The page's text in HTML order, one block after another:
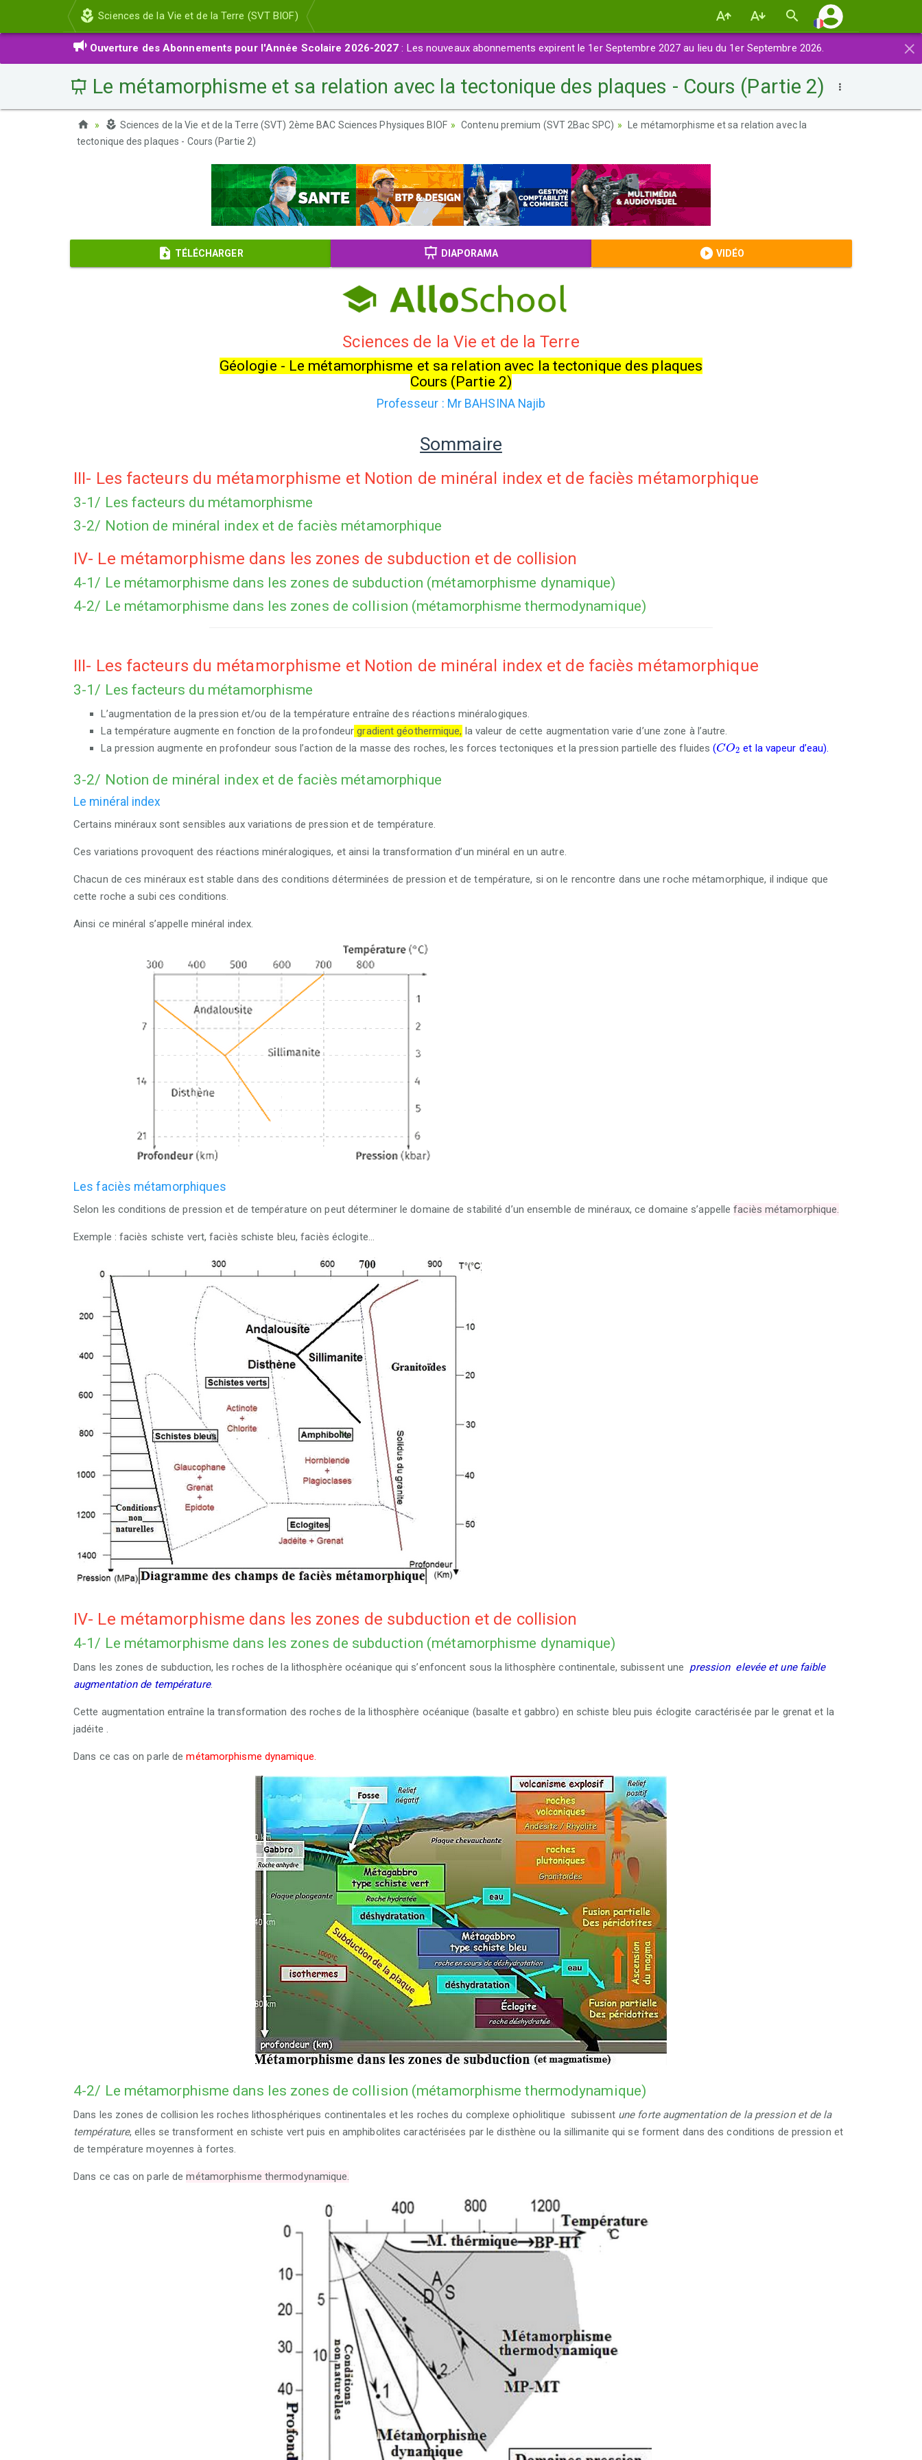
Sciences de la Vie et de la Terre (SVT BIOF)
×
Ouverture des Abonnements pour l'Année Scolaire 2026-2027 : Les nouveaux abonnements expirent le 1er Septembre 2027 au lieu du 1er Septembre 2026.
Le métamorphisme et sa relation avec la tectonique des plaques - Cours (Partie 2)
Sciences de la Vie et de la Terre (SVT) 2ème BAC Sciences Physiques BIOF Contenu premium (SVT 2Bac SPC)
Le métamorphisme et sa relation avec la
tectonique des plaques - Cours (Partie 2)
TÉLÉCHARGER DIAPORAMA VIDÉO
Sciences de la Vie et de la Terre
Géologie - Le métamorphisme et sa relation avec la tectonique des plaques
Cours (Partie 2)
Professeur : Mr BAHSINA Najib
Sommaire
III- Les facteurs du métamorphisme et Notion de minéral index et de faciès métamorphique
3-1/ Les facteurs du métamorphisme
3-2/ Notion de minéral index et de faciès métamorphique
IV- Le métamorphisme dans les zones de subduction et de collision
4-1/ Le métamorphisme dans les zones de subduction (métamorphisme dynamique)
4-2/ Le métamorphisme dans les zones de collision (métamorphisme thermodynamique)
III- Les facteurs du métamorphisme et Notion de minéral index et de faciès métamorphique
3-1/ Les facteurs du métamorphisme
L’augmentation de la pression et/ou de la température entraîne des réactions minéralogiques.
La température augmente en fonction de la profondeur gradient géothermique, la valeur de cette augmentation varie d’une zone à l’autre.
La pression augmente en profondeur sous l’action de la masse des roches, les forces tectoniques et la pression partielle des fluides(CO2
CO2 et la vapeur d’eau).
3-2/ Notion de minéral index et de faciès métamorphique
Le minéral index
Certains minéraux sont sensibles aux variations de pression et de température.
Ces variations provoquent des réactions minéralogiques, et ainsi la transformation d’un minéral en un autre.
Chacun de ces minéraux est stable dans des conditions déterminées de pression et de température, si on le rencontre dans une roche métamorphique, il indique que
cette roche a subi ces conditions.
Ainsi ce minéral s’appelle minéral index.
Les faciès métamorphiques
Selon les conditions de pression et de température on peut déterminer ledomaine de stabilité d’un ensemble de minéraux, ce domaine s’appellefaciès métamorphique.
Exemple : faciès schiste vert, faciès schiste bleu, faciès éclogite…
IV- Le métamorphisme dans les zones de subduction et de collision
4-1/ Le métamorphisme dans les zones de subduction (métamorphisme dynamique)
Dans les zones de subduction, les roches de la lithosphère océanique qui s’enfoncent sous la lithosphère continentale, subissent une pression elevée et une faible
augmentation de température.
Cette augmentation entraîne la transformation des roches de la lithosphère océanique (basalte et gabbro) en schiste bleu puis éclogite caractérisée par le grenat et la
jadéite .
Dans ce cas on parle de métamorphisme dynamique.
4-2/ Le métamorphisme dans les zones de collision (métamorphisme thermodynamique)
Dans les zones de collision les roches lithosphériques continentales et les roches du complexe ophiolitique subissent une forte augmentation de la pression et de la
température, elles se transforment en schiste vert puis en amphibolites caractérisées par le disthène ou la sillimanite qui se forment dans des conditions de pression et
de température moyennes à fortes.
Dans ce cas on parle de métamorphisme thermodynamique.